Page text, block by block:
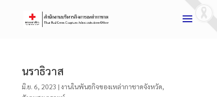
นราธิวาส
มิ.ย. 6, 2023 | งานในพันธกิจของเหล่ากาชาดจังหวัด,